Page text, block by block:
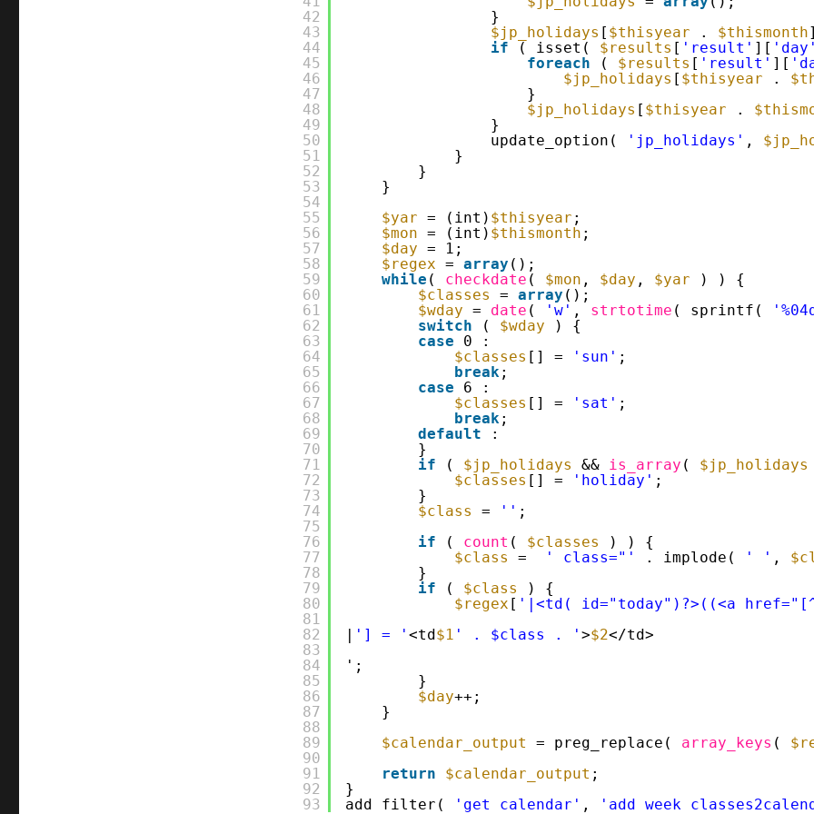
42
43
44
45
46
47
48
49
50
51
52
53
54
55
56
57
58
59
60
61
62
63
64
65
66
67
68
69
70
71
72
73
74
75
76
77
78
79
80
81
82
83
84
85
86
87
88
89
90
91
92
93
}
$jp_holidays [ $thisyear . $thismonth
if
( isset( $results [ 'result' ][ 'day'
foreach
( $results [ 'result' ][
$jp_holidays [ $thisyear .
}
$jp_holidays [ $thisyear .
}
update_option(
'jp_holidays' ,
}
}
}
$yar = (int) $thisyear ;
$mon = (int) $thismonth ;
$day = 1;
$regex = array ();
while ( checkdate ( $mon , $day , $yar
) ) {
$classes
= array ();
$wday = date ( 'w' , strtotime ( sprintf(
switch
( $wday
) {
case
0 :
$classes [] = 'sun' ;
break ;
case
6 :
$classes [] = 'sat' ;
break ;
default
:
}
if
( $jp_holidays && is_array ( $jp_holidays
$classes [] = 'holiday' ;
}
$class
= '' ;
if
( count ( $classes
) ) {
$class
= ' class="' . implode( ' ' ,
}
if
( $class
) {
$regex [ '|<td( id="today")?>((<a
| '] = ' <td$1 ' . $class . ' >$2</td>
';
}
$day++;
}
$calendar_output
= preg_replace( array_keys (
return
$calendar_output ;
}
add_filter(
'get_calendar' ,